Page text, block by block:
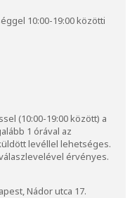
10:00-19:00 közötti
(10:00-19:00 között) a
1 órával az
levéllel lehetséges.
érvényes.
Nádor utca 17.